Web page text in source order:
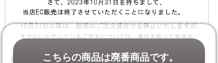
こちらの商品は廃番商品です。